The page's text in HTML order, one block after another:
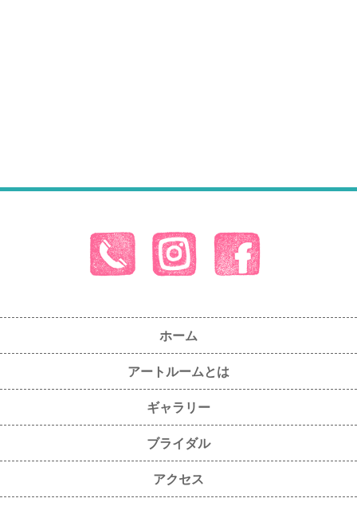
ホーム
アートルームとは
ギャラリー
ブライダル
アクセス